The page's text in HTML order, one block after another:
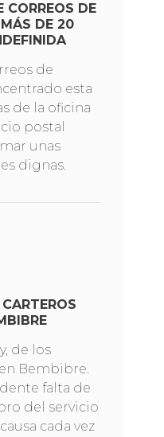
CORREOS DE
DE 20
de
esta
de la oficina
postal
unas
dignas.
de los
Bembibre.
falta de
del servicio
cada vez